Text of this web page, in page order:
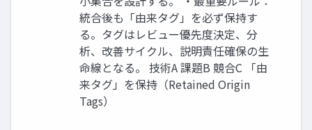
統合後も「由来タグ」を必ず保持す
る。タグはレビュー優先度決定、分
析、改善サイクル、説明責任確保の生
命線となる。 技術A 課題B 競合C 「由
来タグ」を保持（Retained Origin
Tags）